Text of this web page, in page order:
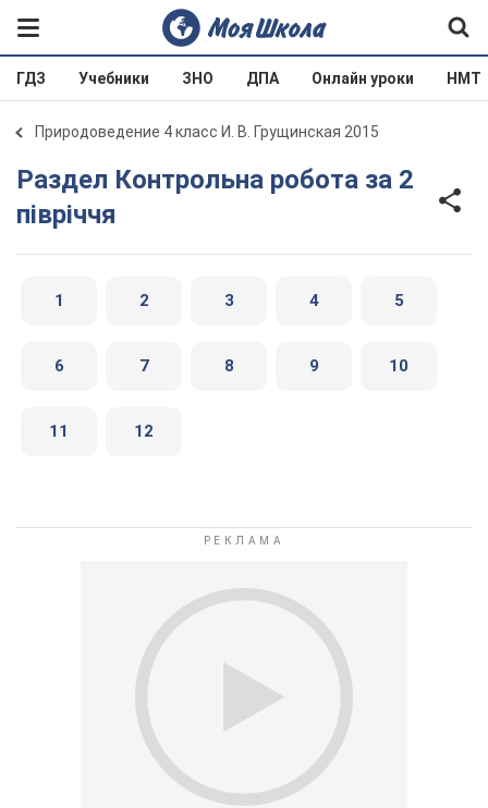
ГДЗ Учебники ЗНО ДПА Онлайн уроки НМТ
Природоведение 4 класс И. В. Грущинская 2015
Раздел Контрольна робота за 2
півріччя
1 2 3 4 5
6 7 8 9 10
11 12